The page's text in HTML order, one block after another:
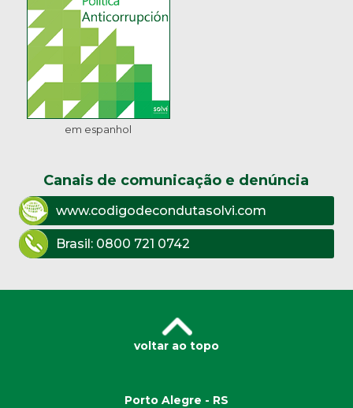
em espanhol
Canais de comunicação e denúncia
www.codigodecondutasolvi.com
Brasil: 0800 721 0742
voltar ao topo
Porto Alegre - RS